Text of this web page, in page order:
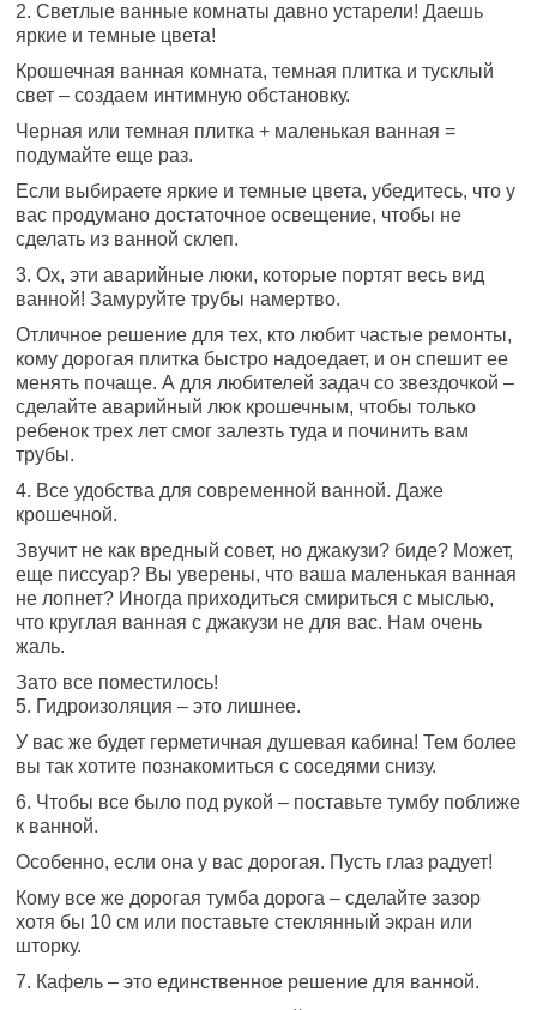
2. Светлые ванные комнаты давно устарели! Даешь
яркие и темные цвета!
Крошечная ванная комната, темная плитка и тусклый
свет – создаем интимную обстановку.
Черная или темная плитка + маленькая ванная =
подумайте еще раз.
Если выбираете яркие и темные цвета, убедитесь, что у
вас продумано достаточное освещение, чтобы не
сделать из ванной склеп.
3. Ох, эти аварийные люки, которые портят весь вид
ванной! Замуруйте трубы намертво.
Отличное решение для тех, кто любит частые ремонты,
кому дорогая плитка быстро надоедает, и он спешит ее
менять почаще. А для любителей задач со звездочкой –
сделайте аварийный люк крошечным, чтобы только
ребенок трех лет смог залезть туда и починить вам
трубы.
4. Все удобства для современной ванной. Даже
крошечной.
Звучит не как вредный совет, но джакузи? биде? Может,
еще писсуар? Вы уверены, что ваша маленькая ванная
не лопнет? Иногда приходиться смириться с мыслью,
что круглая ванная с джакузи не для вас. Нам очень
жаль.
Зато все поместилось!
5. Гидроизоляция – это лишнее.
У вас же будет герметичная душевая кабина! Тем более
вы так хотите познакомиться с соседями снизу.
6. Чтобы все было под рукой – поставьте тумбу поближе
к ванной.
Особенно, если она у вас дорогая. Пусть глаз радует!
Кому все же дорогая тумба дорога – сделайте зазор
хотя бы 10 см или поставьте стеклянный экран или
шторку.
7. Кафель – это единственное решение для ванной.